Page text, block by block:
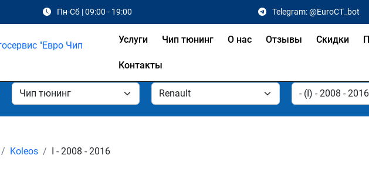
Пн-Сб | 09:00 - 19:00 Telegram: @EuroCT_bot
Услуги Чип тюнинг О нас Отзывы Скидки
Контакты
Koleos I - 2008 - 2016